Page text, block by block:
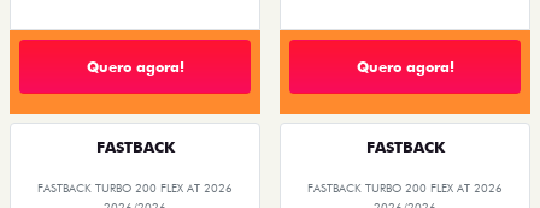
Quero agora! Quero agora!
FASTBACK
FASTBACK TURBO 200 FLEX AT 2026
FASTBACK
FASTBACK TURBO 200 FLEX AT 2026